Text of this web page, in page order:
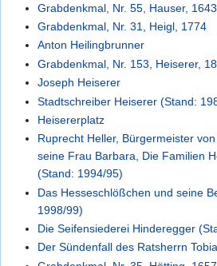
Grabdenkmal, Nr. 55, Hauser, 1643
Grabdenkmal, Nr. 31, Heigl, 1774
Anton Heilingbrunner
Grabdenkmal, Nr. 153, Heiserer,
Joseph Heiserer
Stadtschreiber Heiserer (Stand:
Heisererplatz
Ruprecht Heller, Bürgermeister
seine Frau Barbara, Die Familien
(Stand: 1994/95)
Das Hesseschlößchen und seine
1998/99)
Die Seifensiederei Hinderegger
Der Sündenfall des Ratsherrn